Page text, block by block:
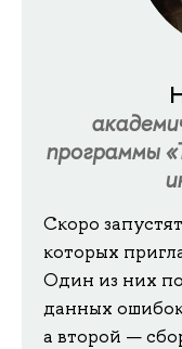
программы
Скоро
которых
Один из них
данных
а второй —